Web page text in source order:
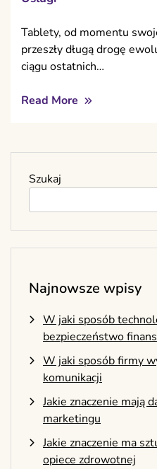
Tablety, od momentu
przeszły długą drogę
ciągu ostatnich…
Read More
Szukaj
Najnowsze wpisy
W jaki sposób
bezpieczeństwo
W jaki sposób firmy
komunikacji
Jakie znaczenie mają
marketingu
Jakie znaczenie ma
opiece zdrowotnej